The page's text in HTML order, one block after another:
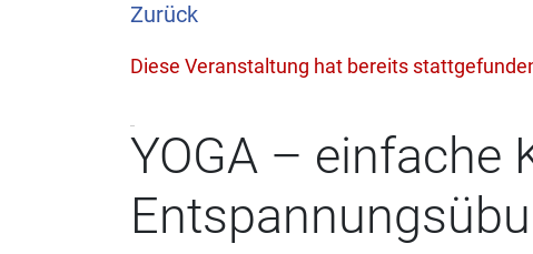
Zurück
Diese Veranstaltung hat bereits
YOGA – einfache